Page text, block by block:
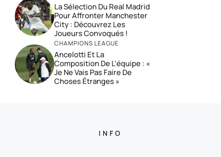
La Sélection Du Real Madrid
Pour Affronter Manchester
City : Découvrez Les
Joueurs Convoqués !
CHAMPIONS LEAGUE
Ancelotti Et La
Composition De L’équipe : «
Je Ne Vais Pas Faire De
Choses Étranges »
INFO